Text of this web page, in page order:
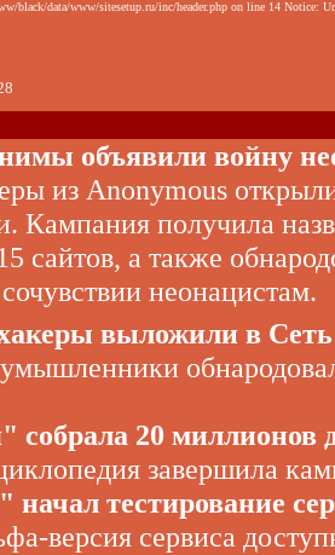
black/data/www/sitesetup.ru/inc/header.php on line 14 Notice:
объявили войну
из Anonymous
Кампания получила
сайтов, а также
неонацистам.
выложили в
собрала 20 миллионов
завершила
тестирование
версия сервиса